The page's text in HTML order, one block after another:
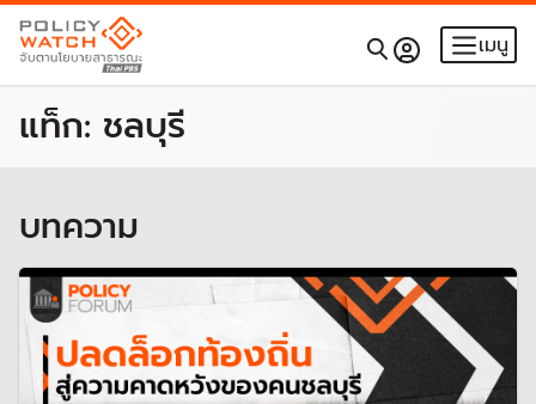
เมนู
แท็ก: ชลบุรี
บทความ